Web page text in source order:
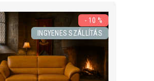
cm
cm
- 10 %
INGYENES SZÁLLÍTÁS